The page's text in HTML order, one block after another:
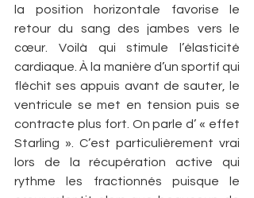
la position horizontale favorise le
retour du sang des jambes vers le
cœur. Voilà qui stimule l’élasticité
cardiaque. À la manière d’un sportif qui
fléchit ses appuis avant de sauter, le
ventricule se met en tension puis se
contracte plus fort. On parle d’ « effet
Starling ». C’est particulièrement vrai
lors de la récupération active qui
rythme les fractionnés puisque le